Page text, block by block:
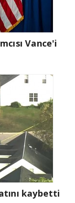
Vance'i
kaybetti